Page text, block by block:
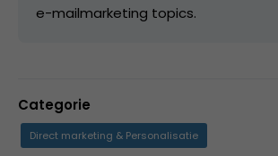
e-mailmarketing topics.
Categorie
Direct marketing & Personalisatie